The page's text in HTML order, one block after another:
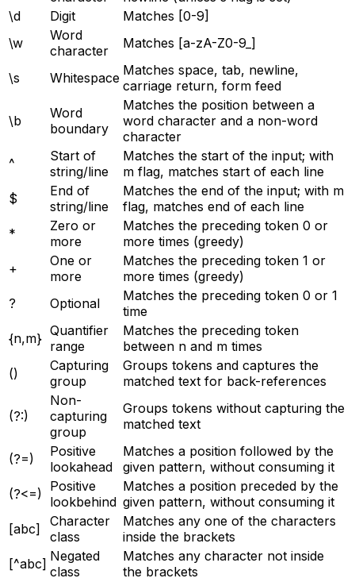
\d
Digit
Matches [0-9]
\w
Word
character
Matches [a-zA-Z0-9_]
\s Whitespace Matches space, tab, newline,
carriage return, form feed
\b
Word
boundary
Matches the position between a
word character and a non-word
character
^
Start of
string/line
Matches the start of the input; with
m flag, matches start of each line
$
End of
string/line
Matches the end of the input; with m
flag, matches end of each line
*
Zero or
more
Matches the preceding token 0 or
more times (greedy)
+
One or
more
Matches the preceding token 1 or
more times (greedy)
?
Optional
Matches the preceding token 0 or 1
time
{n,m} Quantifier
range
Matches the preceding token
between n and m times
()
Capturing
group
Groups tokens and captures the
matched text for back-references
(?:)
Non-
capturing
group
Groups tokens without capturing the
matched text
(?=)
Positive
lookahead
Matches a position followed by the
given pattern, without consuming it
(?<=) Positive
lookbehind
Matches a position preceded by the
given pattern, without consuming it
[abc]
Character
class
Matches any one of the characters
inside the brackets
[^abc] Negated
class
Matches any character not inside
the brackets